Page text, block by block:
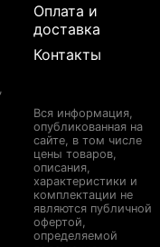
Оплата и
доставка
Контакты
Вся информация,
опубликованная на
сайте, в том числе
цены товаров,
описания,
характеристики и
комплектации не
являются публичной
офертой,
определяемой